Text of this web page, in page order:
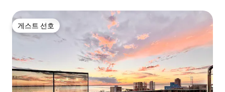
게스트 선호
게스트 선호